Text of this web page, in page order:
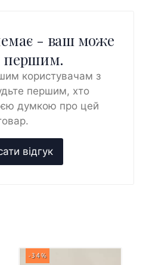
- ваш може
першим.
користувачам з
першим, хто
думкою про цей
-34%